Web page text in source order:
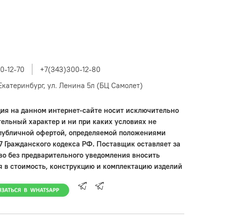
12-70
+7(343)300-12-80
ул. Ленина 5л (БЦ Самолет)
на данном интернет-сайте носит исключительно
характер и ни при каких условиях не
офертой, определяемой положениями
Гражданского кодекса РФ. Поставщик оставляет за
без предварительного уведомления вносить
в стоимость, конструкцию и комплектацию изделий